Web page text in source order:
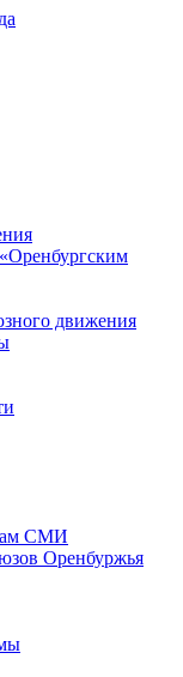
движения
СМИ
Оренбуржья